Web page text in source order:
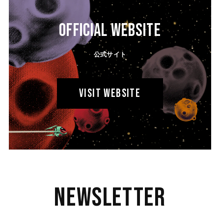
OFFICIAL WEBSITE
公式サイト
VISIT WEBSITE
Newsletter